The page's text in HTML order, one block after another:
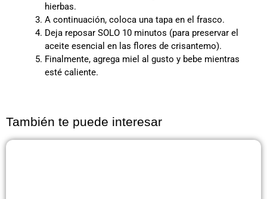
hierbas.
A continuación, coloca una tapa en el frasco.
Deja reposar SOLO 10 minutos (para preservar el
aceite esencial en las flores de crisantemo).
Finalmente, agrega miel al gusto y bebe mientras
esté caliente.
También te puede interesar